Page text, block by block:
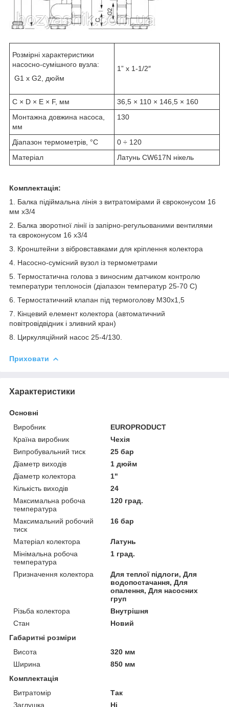
Розмірні характеристики
насосно-сумішного вузла:
G1 х G2, дюйм
1” х 1-1/2″
C × D × E × F, мм
36,5 × 110 × 146,5 × 160
Монтажна довжина насоса,
мм
130
Діапазон термометрів, °C
0 ÷ 120
Матеріал
Латунь CW617N нікель
Комплектація:
1. Балка підіймальна лінія з витратомірами й євроконусом 16
мм х3/4
2. Балка зворотної лінії із запірно-регульованими вентилями
та євроконусом 16 х3/4
3. Кронштейни з вібровставками для кріплення колектора
4. Насосно-сумісний вузол із термометрами
5. Термостатична голова з виносним датчиком контролю
температури теплоносія (діапазон температур 25-70 С)
6. Термостатичний клапан під термоголову М30х1,5
7. Кінцевий елемент колектора (автоматичний
повітровідвідник і зливний кран)
8. Циркуляційний насос 25-4/130.
Приховати
Характеристики
Основні
Виробник
EUROPRODUCT
Країна виробник
Чехія
Випробувальний тиск
25 бар
Діаметр виходів
1 дюйм
Діаметр колектора
1"
Кількість виходів
24
Максимальна робоча
температура
120 град.
Максимальний робочий
тиск
16 бар
Матеріал колектора
Латунь
Мінімальна робоча
температура
1 град.
Призначення колектора
Для теплої підлоги, Для
водопостачання, Для
опалення, Для насосних
груп
Різьба колектора
Внутрішня
Стан
Новий
Габаритні розміри
Висота
320 мм
Ширина
850 мм
Комплектація
Витратомір
Так
Заглушка
Ні